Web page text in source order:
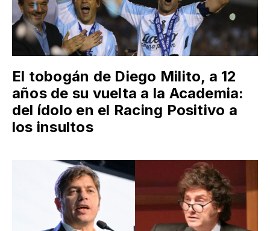
El tobogán de Diego Milito, a 12
años de su vuelta a la Academia:
del ídolo en el Racing Positivo a
los insultos